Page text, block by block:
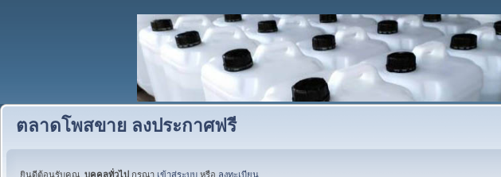
ตลาดโพสขาย ลงประกาศฟรี
ยินดีต้อนรับคุณ, บุคคลทั่วไป กรุณา เข้าสู่ระบบ หรือ ลงทะเบียน